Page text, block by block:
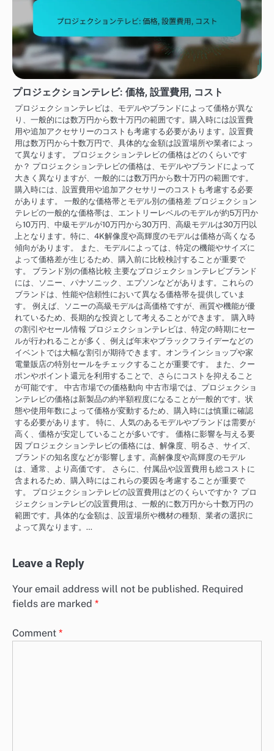
プロジェクションテレビ: 価格, 設置費用, コスト
プロジェクションテレビは、モデルやブランドによって価格が異な
り、一般的には数万円から数十万円の範囲です。購入時には設置費
用や追加アクセサリーのコストも考慮する必要があります。設置費
用は数万円から十数万円で、具体的な金額は設置場所や業者によっ
て異なります。 プロジェクションテレビの価格はどのくらいです
か？ プロジェクションテレビの価格は、モデルやブランドによって
大きく異なりますが、一般的には数万円から数十万円の範囲です。
購入時には、設置費用や追加アクセサリーのコストも考慮する必要
があります。 一般的な価格帯とモデル別の価格差 プロジェクション
テレビの一般的な価格帯は、エントリーレベルのモデルが約5万円か
ら10万円、中級モデルが10万円から30万円、高級モデルは30万円以
上となります。特に、4K解像度や高輝度のモデルは価格が高くなる
傾向があります。 また、モデルによっては、特定の機能やサイズに
よって価格差が生じるため、購入前に比較検討することが重要で
す。 ブランド別の価格比較 主要なプロジェクションテレビブランド
には、ソニー、パナソニック、エプソンなどがあります。これらの
ブランドは、性能や信頼性において異なる価格帯を提供していま
す。 例えば、ソニーの高級モデルは高価格ですが、画質や機能が優
れているため、長期的な投資として考えることができます。 購入時
の割引やセール情報 プロジェクションテレビは、特定の時期にセー
ルが行われることが多く、例えば年末やブラックフライデーなどの
イベントでは大幅な割引が期待できます。オンラインショップや家
電量販店の特別セールをチェックすることが重要です。 また、クー
ポンやポイント還元を利用することで、さらにコストを抑えること
が可能です。 中古市場での価格動向 中古市場では、プロジェクショ
ンテレビの価格は新製品の約半額程度になることが一般的です。状
態や使用年数によって価格が変動するため、購入時には慎重に確認
する必要があります。 特に、人気のあるモデルやブランドは需要が
高く、価格が安定していることが多いです。 価格に影響を与える要
因 プロジェクションテレビの価格には、解像度、明るさ、サイズ、
ブランドの知名度などが影響します。高解像度や高輝度のモデル
は、通常、より高価です。 さらに、付属品や設置費用も総コストに
含まれるため、購入時にはこれらの要因を考慮することが重要で
す。 プロジェクションテレビの設置費用はどのくらいですか？ プロ
ジェクションテレビの設置費用は、一般的に数万円から十数万円の
範囲です。具体的な金額は、設置場所や機材の種類、業者の選択に
よって異なります。…
Leave a Reply
Your email address will not be published. Required
fields are marked *
Comment *